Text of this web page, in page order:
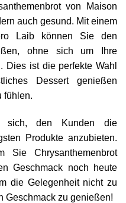
von Maison
auch gesund. Mit einem
Laib können Sie den
ohne sich um Ihre
Dies ist die perfekte Wahl
Dessert genießen
fühlen.
sich, den Kunden die
Produkte anzubieten.
Sie Chrysanthemenbrot
Geschmack noch heute
die Gelegenheit nicht zu
Geschmack zu genießen!